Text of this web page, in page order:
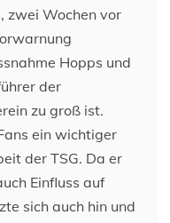
zwei Wochen vor
Hopps und
der
zu groß ist.
ein wichtiger
der TSG. Da er
Einfluss auf
sich auch hin und